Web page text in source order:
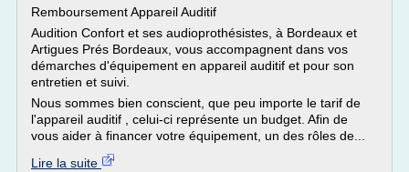
Remboursement Appareil Auditif
Audition Confort et ses audioprothésistes, à Bordeaux et
Artigues Prés Bordeaux, vous accompagnent dans vos
démarches d'équipement en appareil auditif et pour son
entretien et suivi.
Nous sommes bien conscient, que peu importe le tarif de
l'appareil auditif , celui-ci représente un budget. Afin de
vous aider à financer votre équipement, un des rôles de...
Lire la suite